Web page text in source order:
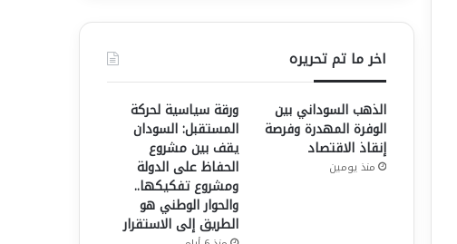
اخر ما تم تحريره
الذهب السوداني بين
الوفرة المهدرة وفرصة
إنقاذ الاقتصاد
منذ يومين
ورقة سياسية لحركة
المستقبل: السودان
يقف بين مشروع
الحفاظ على الدولة
ومشروع تفكيكها..
والحوار الوطني هو
الطريق إلى الاستقرار